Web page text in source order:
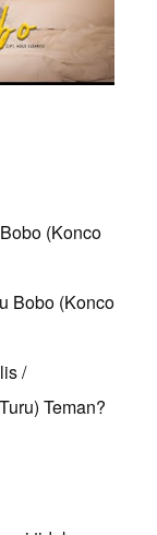
(Konco
Bobo (Konco
/
Teman?